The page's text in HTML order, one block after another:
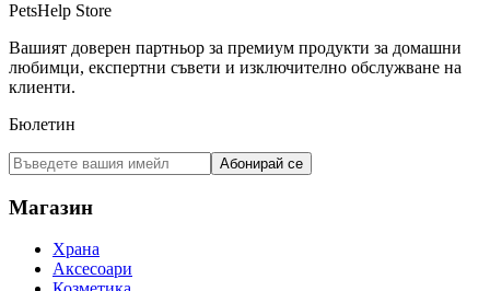
PetsHelp Store
Вашият доверен партньор за премиум продукти за домашни
любимци, експертни съвети и изключително обслужване на
клиенти.
Бюлетин
Абонирай се
Магазин
Храна
Аксесоари